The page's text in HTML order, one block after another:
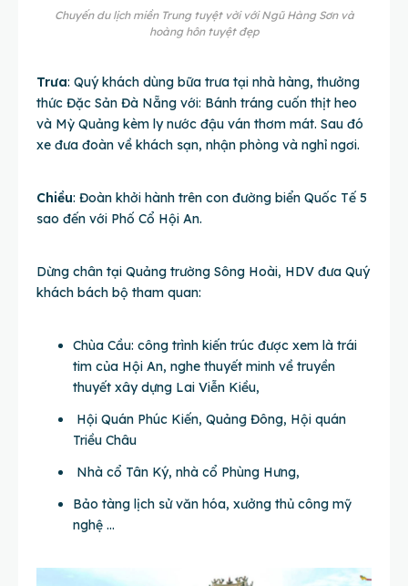
Chuyến du lịch miền Trung tuyệt vời với Ngũ Hàng Sơn và
hoàng hôn tuyệt đẹp
Trưa: Quý khách dùng bữa trưa tại nhà hàng, thưởng
thức Đặc Sản Đà Nẵng với: Bánh tráng cuốn thịt heo
và Mỳ Quảng kèm ly nước đậu ván thơm mát. Sau đó
xe đưa đoàn về khách sạn, nhận phòng và nghỉ ngơi.
Chiều: Đoàn khởi hành trên con đường biển Quốc Tế 5
sao đến với Phố Cổ Hội An.
Dừng chân tại Quảng trường Sông Hoài, HDV đưa Quý
khách bách bộ tham quan:
Chùa Cầu: công trình kiến trúc được xem là trái
tim của Hội An, nghe thuyết minh về truyền
thuyết xây dựng Lai Viễn Kiều,
Hội Quán Phúc Kiến, Quảng Đông, Hội quán
Triều Châu
Nhà cổ Tân Ký, nhà cổ Phùng Hưng,
Bảo tàng lịch sử văn hóa, xưởng thủ công mỹ
nghệ …